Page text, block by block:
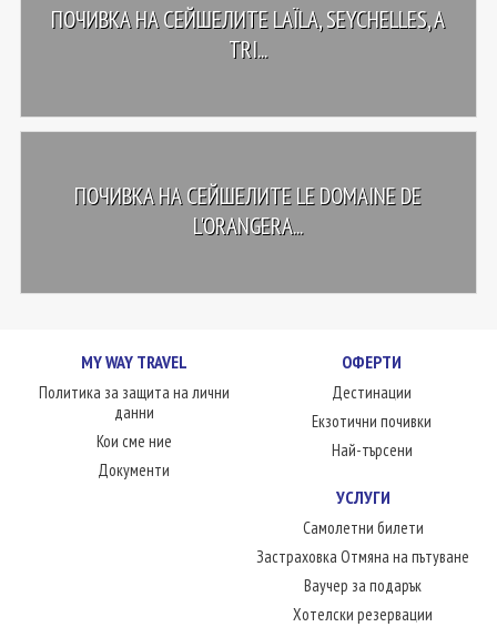
ПОЧИВКА НА СЕЙШЕЛИТЕ LAÏLA, SEYCHELLES, A
TRI...
ПОЧИВКА НА СЕЙШЕЛИТЕ LE DOMAINE DE
L'ORANGERA...
MY WAY TRAVEL
Политика за защита на лични
данни
Кои сме ние
Документи
ОФЕРТИ
Дестинации
Екзотични почивки
Най-търсени
УСЛУГИ
Самолетни билети
Застраховка Отмяна на пътуване
Ваучер за подарък
Хотелски резервации